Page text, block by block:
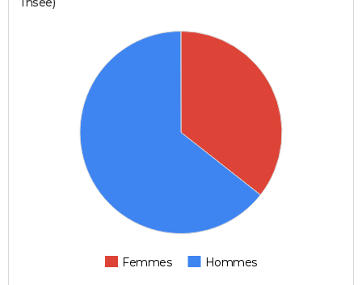
Femmes Hommes